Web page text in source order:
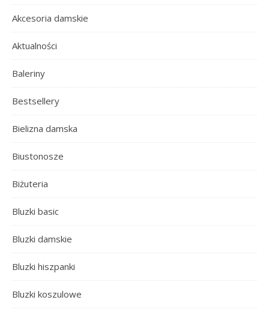
Akcesoria damskie
Aktualności
Baleriny
Bestsellery
Bielizna damska
Biustonosze
Biżuteria
Bluzki basic
Bluzki damskie
Bluzki hiszpanki
Bluzki koszulowe